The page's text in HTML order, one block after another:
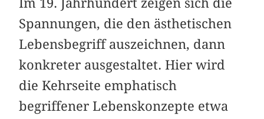
Im 19. Jahrhundert zeigen sich die
Spannungen, die den ästhetischen
Lebensbegriff auszeichnen, dann
konkreter ausgestaltet. Hier wird
die Kehrseite emphatisch
begriffener Lebenskonzepte etwa